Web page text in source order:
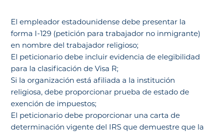
El empleador estadounidense debe presentar la
forma I-129 (petición para trabajador no inmigrante)
en nombre del trabajador religioso;
El peticionario debe incluir evidencia de elegibilidad
para la clasificación de Visa R;
Si la organización está afiliada a la institución
religiosa, debe proporcionar prueba de estado de
exención de impuestos;
El peticionario debe proporcionar una carta de
determinación vigente del IRS que demuestre que la